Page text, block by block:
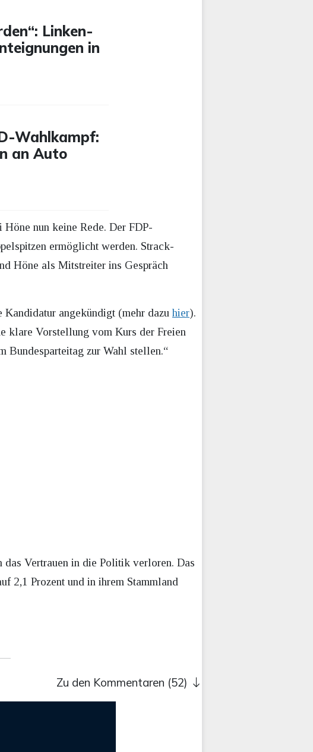
Linken-
in
Wahlkampf:
an Auto
nun keine Rede. Der FDP-
ermöglicht werden. Strack-
Höne als Mitstreiter ins Gespräch
Kandidatur angekündigt (mehr dazuhier).
klare Vorstellung vom Kurs der Freien
Bundesparteitag zur Wahl stellen.“
das Vertrauen in die Politik verloren. Das
2,1 Prozent und in ihrem Stammland
Zu den Kommentaren (52)